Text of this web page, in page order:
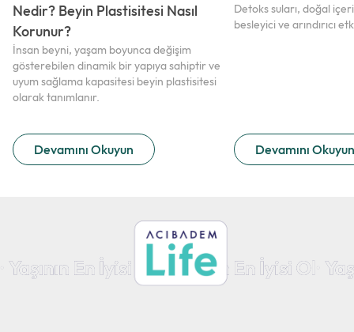
Nedir? Beyin Plastisitesi Nasıl
Korunur?
Devamını Okuyun
İnsan beyni, yaşam boyunca değişim
gösterebilen dinamik bir yapıya sahiptir ve
uyum sağlama kapasitesi beyin plastisitesi
olarak tanımlanır.
Devamını Okuyun
Detoks suları, doğal
besleyici ve arındırıcı